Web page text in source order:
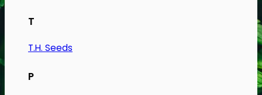
T
T.H. Seeds
P